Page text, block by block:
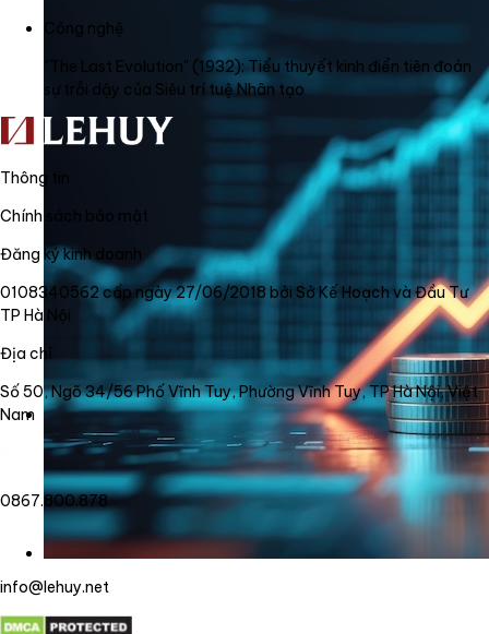
Công nghệ
"The Last Evolution" (1932): Tiểu thuyết kinh điển tiên đoán
sự trỗi dậy của Siêu trí tuệ Nhân tạo
Thông tin
Chính sách bảo mật
Đăng ký kinh doanh
0108340562 cấp ngày 27/06/2018 bởi Sở Kế Hoạch và Đầu Tư
TP Hà Nội
Địa chỉ
Số 50, Ngõ 34/56 Phố Vĩnh Tuy, Phường Vĩnh Tuy, TP Hà Nội, Việt
Nam
0867.800.878
info@lehuy.net